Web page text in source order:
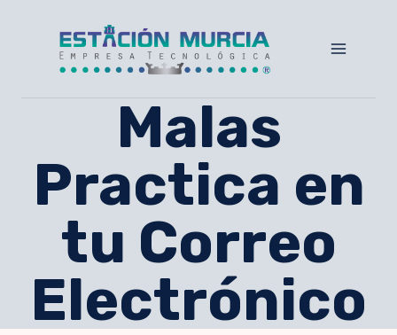
Malas
Practica en
tu Correo
Electrónico